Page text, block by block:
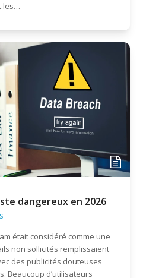
les…
dangereux en 2026
était considéré comme une
non sollicités remplissaient
des publicités douteuses
Beaucoup d’utilisateurs